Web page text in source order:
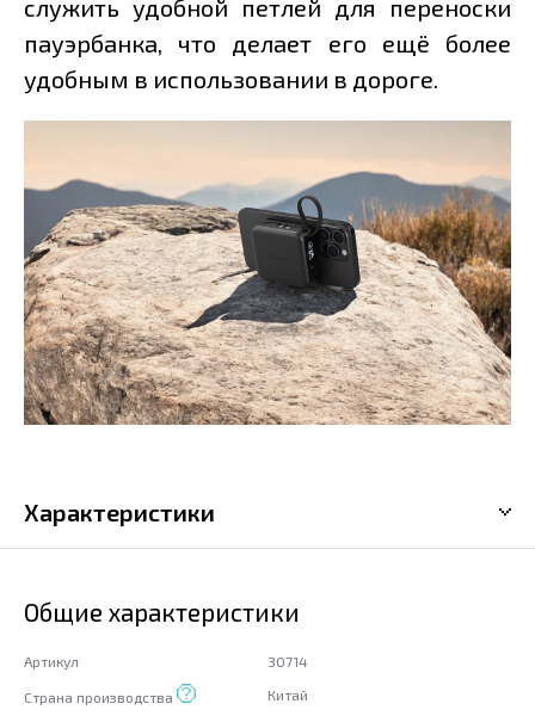
служить удобной петлей для переноски
пауэрбанка, что делает его ещё более
удобным в использовании в дороге.
Характеристики
Общие характеристики
Артикул 30714
Страна производства Китай